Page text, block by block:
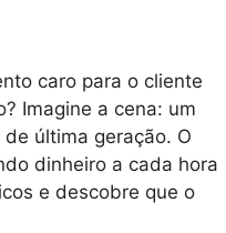
caro para o cliente
Imagine a cena: um
última geração. O
dinheiro a cada hora
e descobre que o